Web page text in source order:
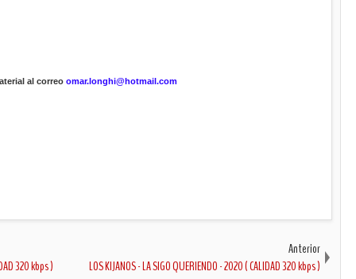
al correo omar.longhi@hotmail.com
320 kbps )
Anterior
LOS KIJANOS - LA SIGO QUERIENDO - 2020 ( CALIDAD 320 kbps )